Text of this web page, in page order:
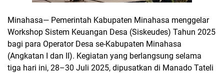
Minahasa— Pemerintah Kabupaten Minahasa menggelar
Workshop Sistem Keuangan Desa (Siskeudes) Tahun 2025
bagi para Operator Desa se-Kabupaten Minahasa
(Angkatan I dan II). Kegiatan yang berlangsung selama
tiga hari ini, 28–30 Juli 2025, dipusatkan di Manado Tateli